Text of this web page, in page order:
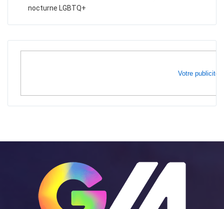
nocturne LGBTQ+
Votre publicité